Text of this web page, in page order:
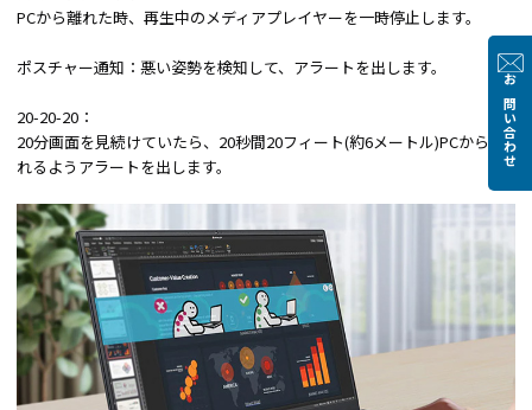
お問い合わせ
PCから離れた時、再生中のメディアプレイヤーを一時停止します。
ポスチャー通知：悪い姿勢を検知して、アラートを出します。
20-20-20：
20分画面を見続けていたら、20秒間20フィート(約6メートル)PCから離
れるようアラートを出します。